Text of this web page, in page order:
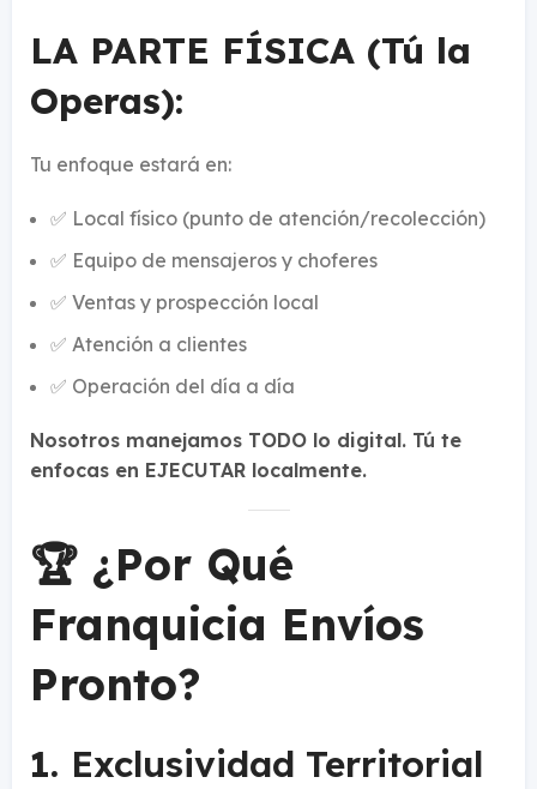
LA PARTE FÍSICA (Tú la
Operas):
Tu enfoque estará en:
✅ Local físico (punto de atención/recolección)
✅ Equipo de mensajeros y choferes
✅ Ventas y prospección local
✅ Atención a clientes
✅ Operación del día a día
Nosotros manejamos TODO lo digital. Tú te
enfocas en EJECUTAR localmente.
🏆 ¿Por Qué
Franquicia Envíos
Pronto?
1. Exclusividad Territorial